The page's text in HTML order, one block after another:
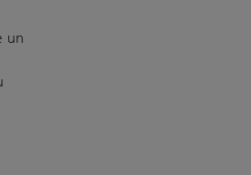
un